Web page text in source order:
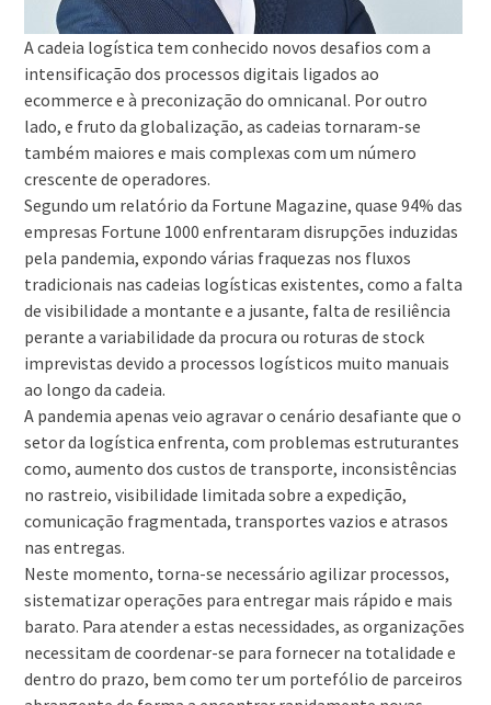
A cadeia logística tem conhecido novos desafios com a
intensificação dos processos digitais ligados ao
ecommerce e à preconização do omnicanal. Por outro
lado, e fruto da globalização, as cadeias tornaram-se
também maiores e mais complexas com um número
crescente de operadores.
Segundo um relatório da Fortune Magazine, quase 94% das
empresas Fortune 1000 enfrentaram disrupções induzidas
pela pandemia, expondo várias fraquezas nos fluxos
tradicionais nas cadeias logísticas existentes, como a falta
de visibilidade a montante e a jusante, falta de resiliência
perante a variabilidade da procura ou roturas de stock
imprevistas devido a processos logísticos muito manuais
ao longo da cadeia.
A pandemia apenas veio agravar o cenário desafiante que o
setor da logística enfrenta, com problemas estruturantes
como, aumento dos custos de transporte, inconsistências
no rastreio, visibilidade limitada sobre a expedição,
comunicação fragmentada, transportes vazios e atrasos
nas entregas.
Neste momento, torna-se necessário agilizar processos,
sistematizar operações para entregar mais rápido e mais
barato. Para atender a estas necessidades, as organizações
necessitam de coordenar-se para fornecer na totalidade e
dentro do prazo, bem como ter um portefólio de parceiros